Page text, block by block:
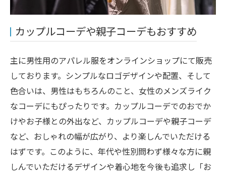
カップルコーデや親子コーデもおすすめ
主に男性用のアパレル服をオンラインショップにて販売
しております。シンプルなロゴデザインや配置、そして
色合いは、男性はもちろんのこと、女性のメンズライク
なコーデにもぴったりです。カップルコーデでのおでか
けやお子様との外出など、カップルコーデや親子コーデ
など、おしゃれの幅が広がり、より楽しんでいただける
はずです。このように、年代や性別問わず様々な方に親
しんでいただけるデザインや着心地を今後も追求し「お